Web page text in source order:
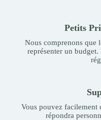
Petits
Nous comprenons que
représenter un
Vous pouvez facilement
répondra